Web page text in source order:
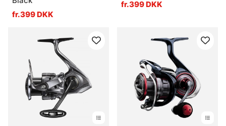
fr.399 DKK
fr.399 DKK